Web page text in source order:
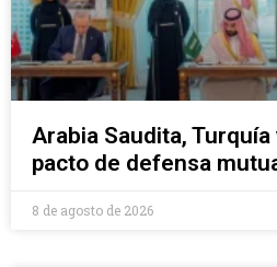
Arabia Saudita,
pacto de defensa
8 de agosto de 2026